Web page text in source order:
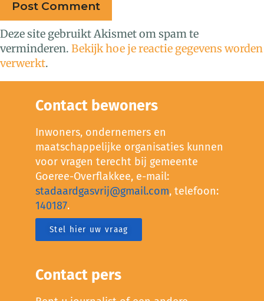
Deze site gebruikt Akismet om spam te
verminderen. Bekijk hoe je reactie gegevens worden
verwerkt.
Contact bewoners
Inwoners, ondernemers en
maatschappelijke organisaties kunnen
voor vragen terecht bij gemeente
Goeree-Overflakkee, e-mail:
stadaardgasvrij@gmail.com, telefoon:
140187.
Stel hier uw vraag
Contact pers